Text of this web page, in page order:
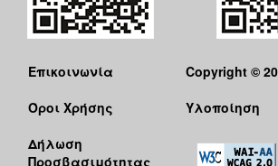
Επικοινωνία
Όροι Χρήσης
Δήλωση
Προσβασιμότητας
Copyright ©
Υλοποίηση